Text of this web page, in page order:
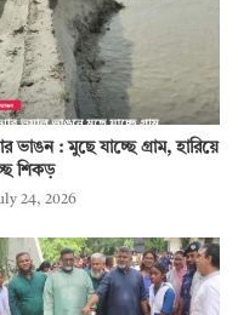
ভাঙন : মুছে যাচ্ছে গ্রাম, হারিয়ে
শিকড়
24, 2026